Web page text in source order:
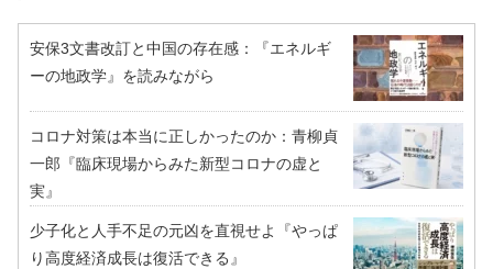
安保3文書改訂と中国の存在感：『エネルギ
ーの地政学』を読みながら
コロナ対策は本当に正しかったのか：青柳貞
一郎『臨床現場からみた新型コロナの虚と
実』
少子化と人手不足の元凶を直視せよ『やっぱ
り高度経済成長は復活できる』